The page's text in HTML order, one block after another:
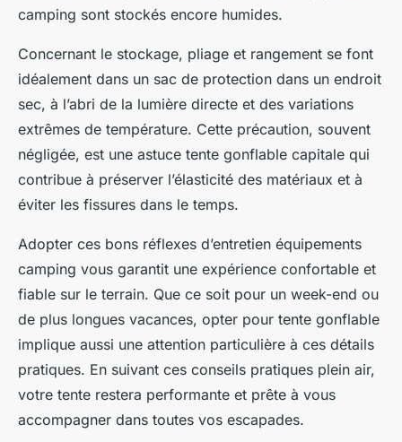
camping sont stockés encore humides.
Concernant le stockage, pliage et rangement se font
idéalement dans un sac de protection dans un endroit
sec, à l’abri de la lumière directe et des variations
extrêmes de température. Cette précaution, souvent
négligée, est une astuce tente gonflable capitale qui
contribue à préserver l’élasticité des matériaux et à
éviter les fissures dans le temps.
Adopter ces bons réflexes d’entretien équipements
camping vous garantit une expérience confortable et
fiable sur le terrain. Que ce soit pour un week-end ou
de plus longues vacances, opter pour tente gonflable
implique aussi une attention particulière à ces détails
pratiques. En suivant ces conseils pratiques plein air,
votre tente restera performante et prête à vous
accompagner dans toutes vos escapades.